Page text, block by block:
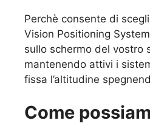
Perchè consente di
Vision Positioning
sullo schermo del vostro
mantenendo attivi i
fissa l’altitudine
Come